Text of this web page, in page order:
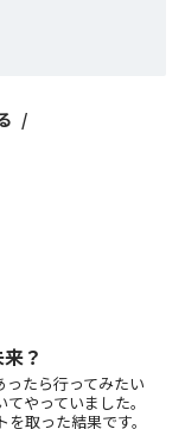
？
ったら行ってみたい
やっていました。
取った結果です。